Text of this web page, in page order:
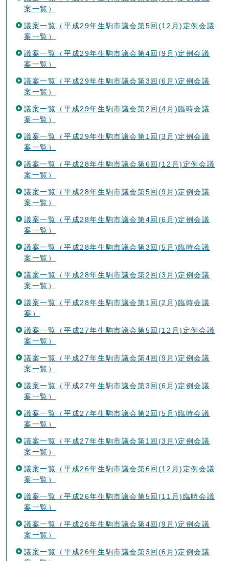
案一覧）
議案一覧（平成29年生駒市議会第5回(12月)定例会議
案一覧）
議案一覧（平成29年生駒市議会第4回(9月)定例会議
案一覧）
議案一覧（平成29年生駒市議会第3回(6月)定例会議
案一覧）
議案一覧（平成29年生駒市議会第2回(4月)臨時会議
案一覧）
議案一覧（平成29年生駒市議会第1回(3月)定例会議
案一覧）
議案一覧（平成28年生駒市議会第6回(12月)定例会議
案一覧）
議案一覧（平成28年生駒市議会第5回(9月)定例会議
案一覧）
議案一覧（平成28年生駒市議会第4回(6月)定例会議
案一覧）
議案一覧（平成28年生駒市議会第3回(5月)臨時会議
案一覧）
議案一覧（平成28年生駒市議会第2回(3月)定例会議
案一覧）
議案一覧（平成28年生駒市議会第1回(2月)臨時会議
案）
議案一覧（平成27年生駒市議会第5回(12月)定例会議
案一覧）
議案一覧（平成27年生駒市議会第4回(9月)定例会議
案一覧）
議案一覧（平成27年生駒市議会第3回(6月)定例会議
案一覧）
議案一覧（平成27年生駒市議会第2回(5月)臨時会議
案一覧）
議案一覧（平成27年生駒市議会第1回(3月)定例会議
案一覧）
議案一覧（平成26年生駒市議会第6回(12月)定例会議
案一覧）
議案一覧（平成26年生駒市議会第5回(11月)臨時会議
案一覧）
議案一覧（平成26年生駒市議会第4回(9月)定例会議
案一覧）
議案一覧（平成26年生駒市議会第3回(6月)定例会議